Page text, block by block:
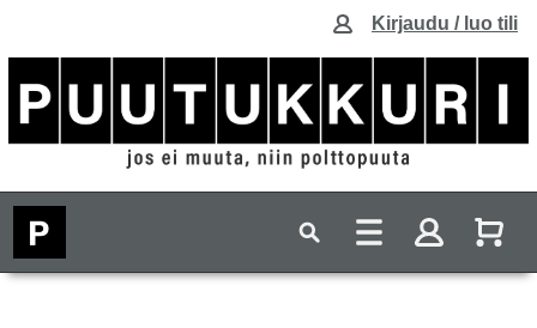
Kirjaudu / luo tili